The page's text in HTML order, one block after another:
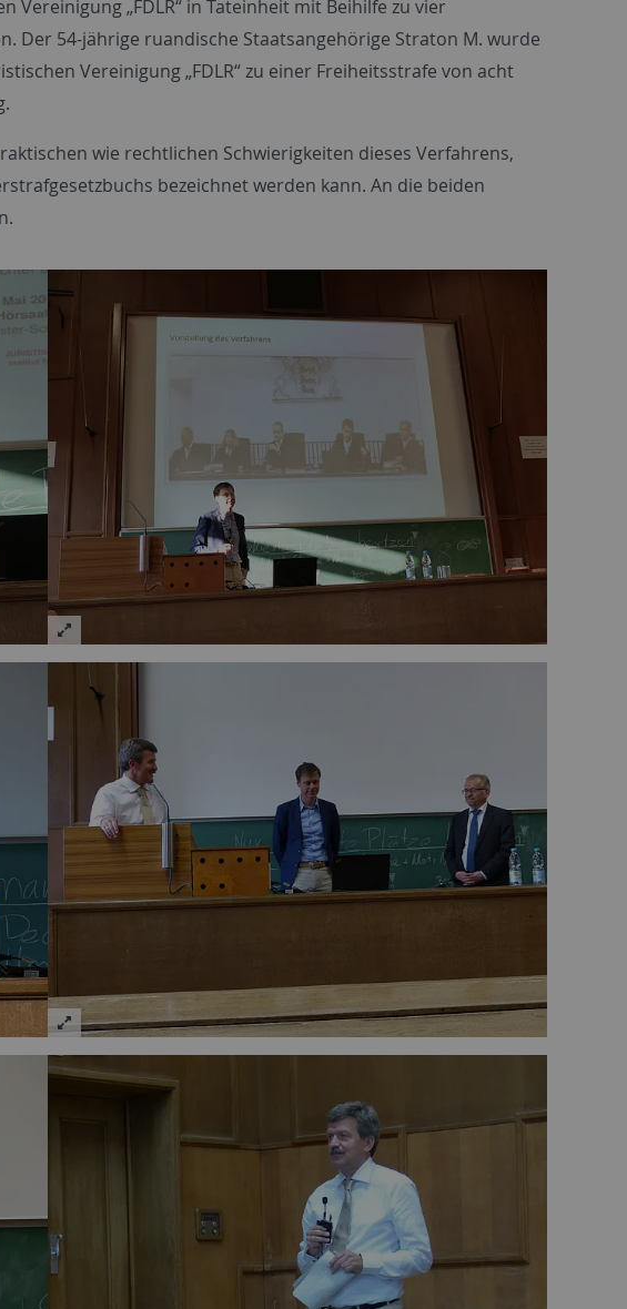
„FDLR“ in Tateinheit mit Beihilfe zu vier
Der 54-jährige ruandische Staatsangehörige Straton M. wurde
Vereinigung „FDLR“ zu einer Freiheitsstrafe von acht
wie rechtlichen Schwierigkeiten dieses Verfahrens,
bezeichnet werden kann. An die beiden